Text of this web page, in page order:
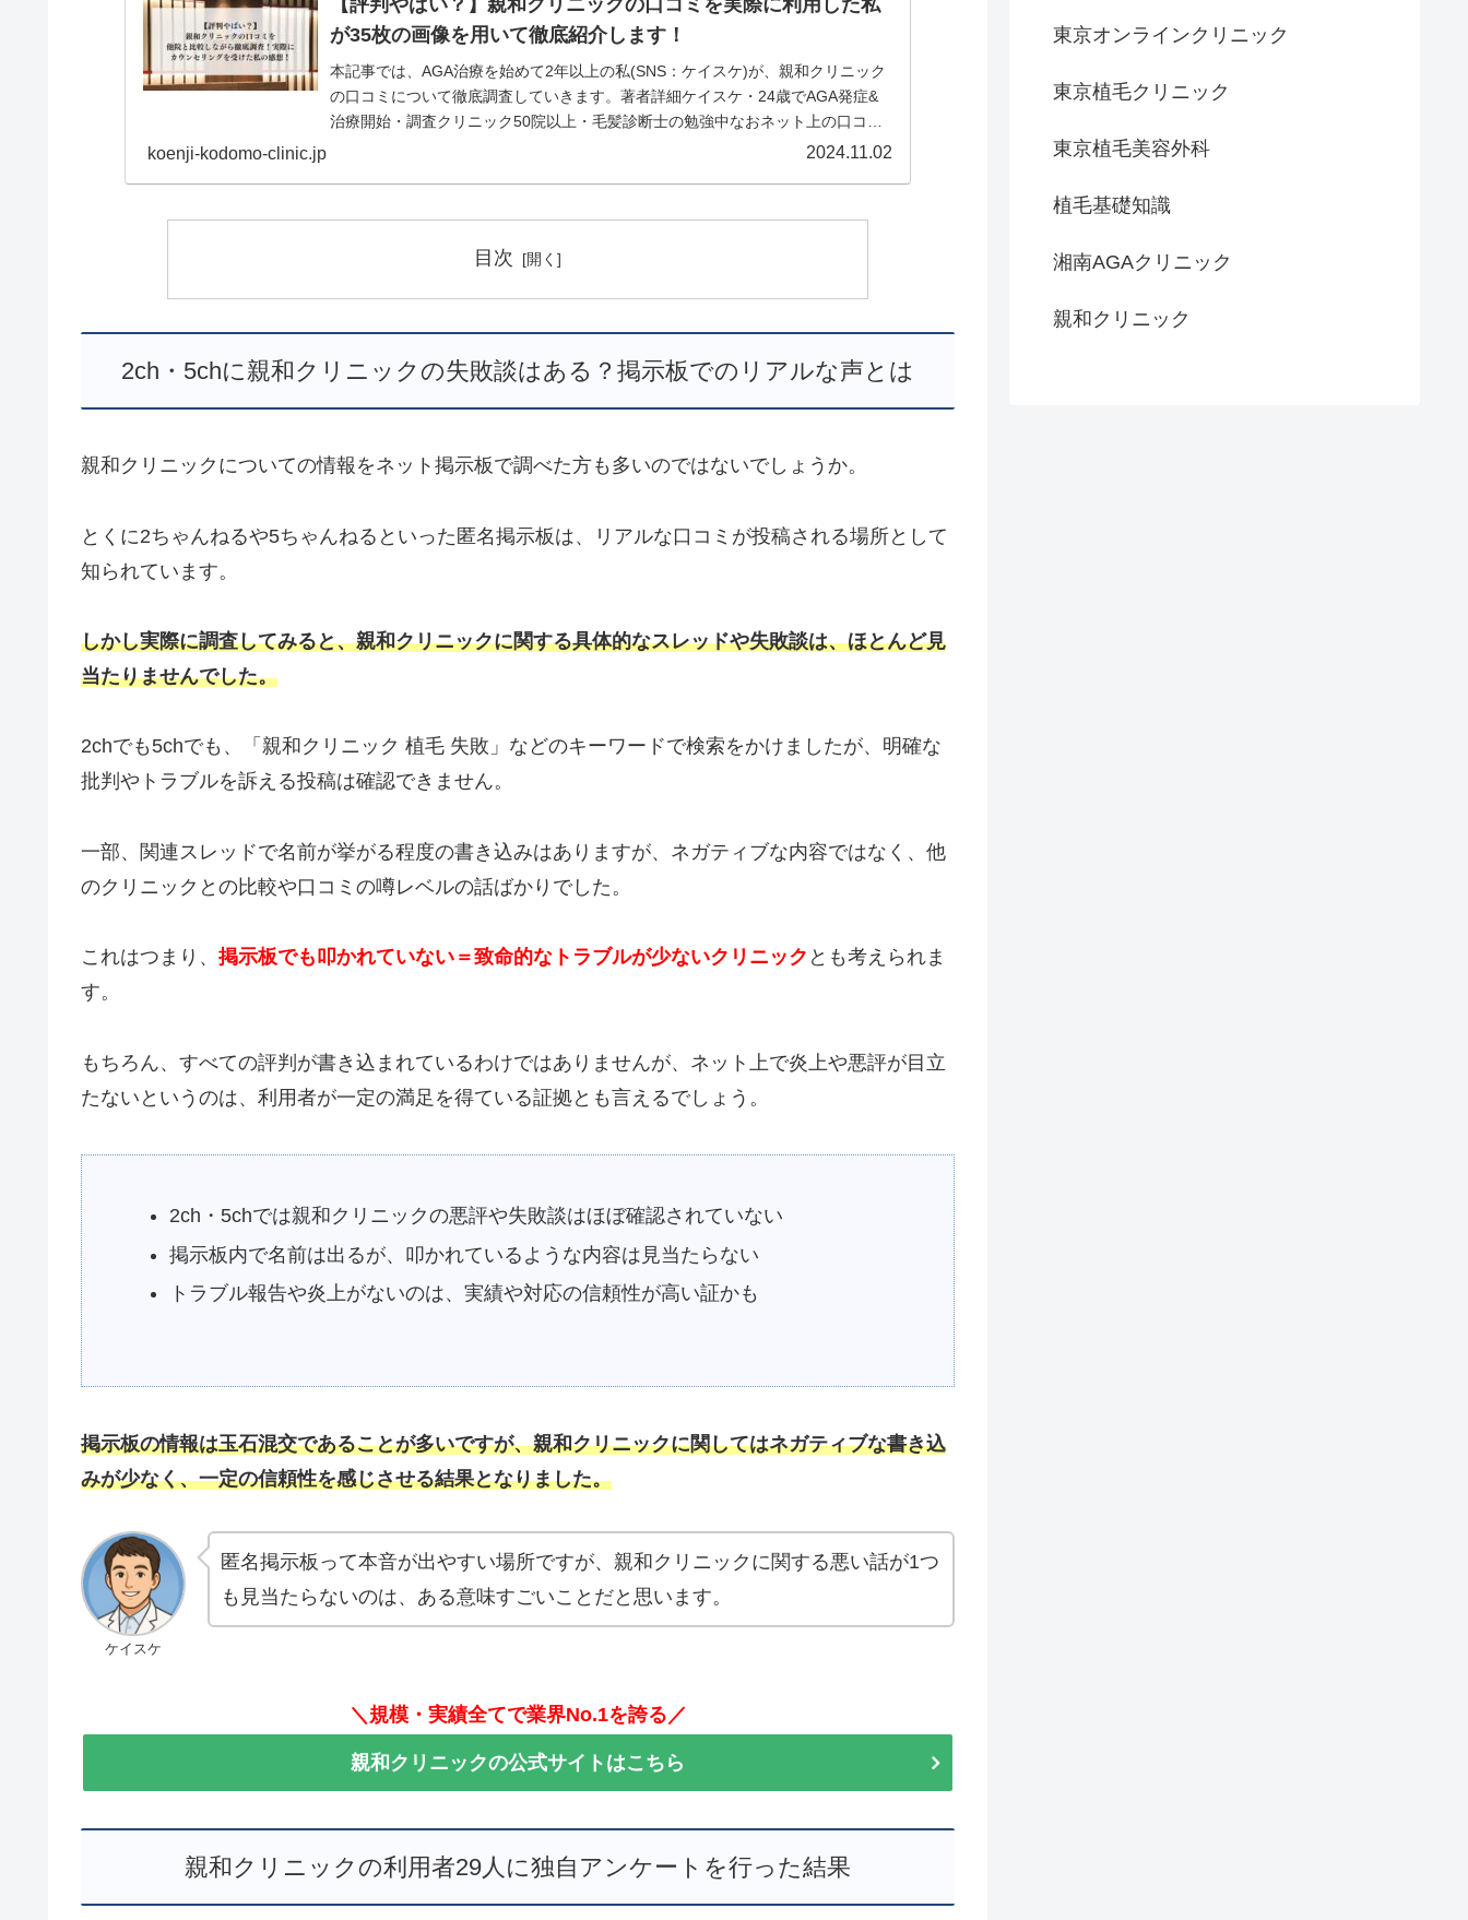
【評判やばい？】親和クリニックの口コミを実際に利用した私
が35枚の画像を用いて徹底紹介します！
本記事では、AGA治療を始めて2年以上の私(SNS：ケイスケ)が、親和クリニック
の口コミについて徹底調査していきます。著者詳細ケイスケ・24歳でAGA発症&
治療開始・調査クリニック50院以上・毛髪診断士の勉強中なおネット上の口コミ
koenji-kodomo-clinic.jp 2024.11.02
目次
2ch・5chに親和クリニックの失敗談はある？掲示板でのリアルな声とは
親和クリニックについての情報をネット掲示板で調べた方も多いのではないでしょうか。
とくに2ちゃんねるや5ちゃんねるといった匿名掲示板は、リアルな口コミが投稿される場所として
知られています。
しかし実際に調査してみると、親和クリニックに関する具体的なスレッドや失敗談は、ほとんど見
当たりませんでした。
2chでも5chでも、「親和クリニック 植毛 失敗」などのキーワードで検索をかけましたが、明確な
批判やトラブルを訴える投稿は確認できません。
一部、関連スレッドで名前が挙がる程度の書き込みはありますが、ネガティブな内容ではなく、他
のクリニックとの比較や口コミの噂レベルの話ばかりでした。
これはつまり、 掲示板でも叩かれていない＝致命的なトラブルが少ないクリニック とも考えられま
す。
もちろん、すべての評判が書き込まれているわけではありませんが、ネット上で炎上や悪評が目立
たないというのは、利用者が一定の満足を得ている証拠とも言えるでしょう。
2ch・5chでは親和クリニックの悪評や失敗談はほぼ確認されていない
掲示板内で名前は出るが、叩かれているような内容は見当たらない
トラブル報告や炎上がないのは、実績や対応の信頼性が高い証かも
掲示板の情報は玉石混交であることが多いですが、親和クリニックに関してはネガティブな書き込
みが少なく、一定の信頼性を感じさせる結果となりました。
ケイスケ
匿名掲示板って本音が出やすい場所ですが、親和クリニックに関する悪い話が1つ
も見当たらないのは、ある意味すごいことだと思います。
＼規模・実績全てで業界No.1を誇る／
親和クリニックの公式サイトはこちら
親和クリニックの利用者29人に独自アンケートを行った結果
東京オンラインクリニック
東京植毛クリニック
東京植毛美容外科
植毛基礎知識
湘南AGAクリニック
親和クリニック